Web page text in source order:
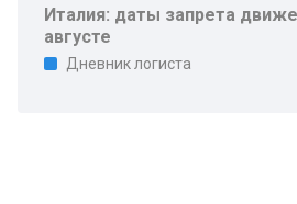
Италия: даты запрета
августе
Дневник логиста